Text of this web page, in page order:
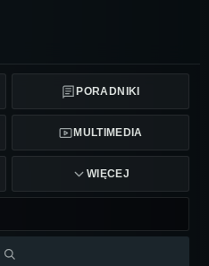
PORADNIKI
MULTIMEDIA
WIĘCEJ